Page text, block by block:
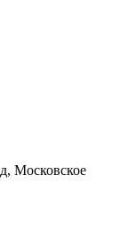
Московское